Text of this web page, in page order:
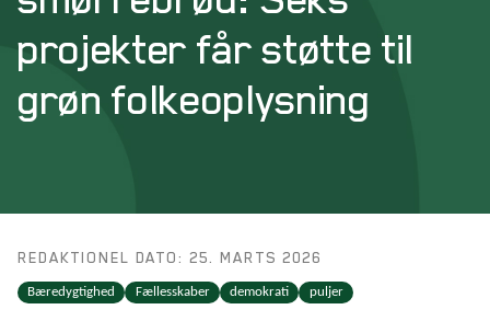
projekter får støtte til
grøn folkeoplysning
REDAKTIONEL DATO: 25. MARTS 2026
Bæredygtighed Fællesskaber demokrati puljer